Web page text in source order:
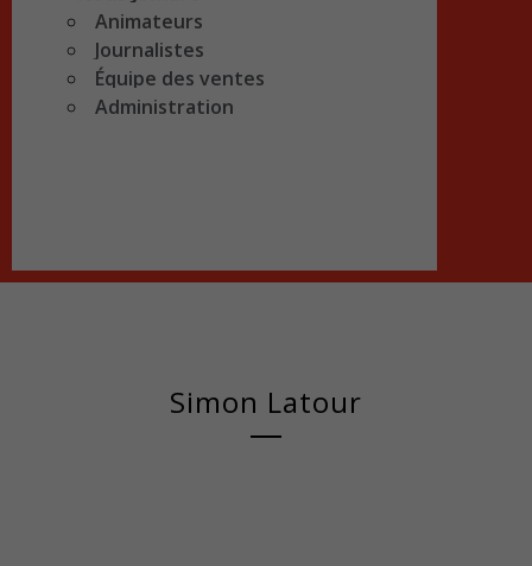
Animateurs
Journalistes
Équipe des ventes
Administration
Simon Latour